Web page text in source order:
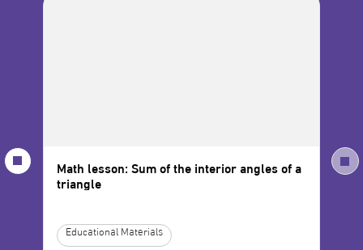
Math lesson: Sum of the interior angles of a
triangle
Educational Materials